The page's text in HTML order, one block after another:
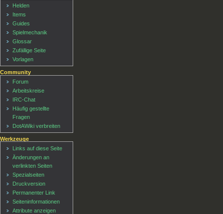
Helden
Items
Guides
Spielmechanik
Glossar
Zufällige Seite
Vorlagen
Community
Forum
Arbeitskreise
IRC-Chat
Häufig gestellte
Fragen
DotAWiki verbreiten
Werkzeuge
Links auf diese Seite
Änderungen an
verlinkten Seiten
Spezialseiten
Druckversion
Permanenter Link
Seiten­informationen
Attribute anzeigen